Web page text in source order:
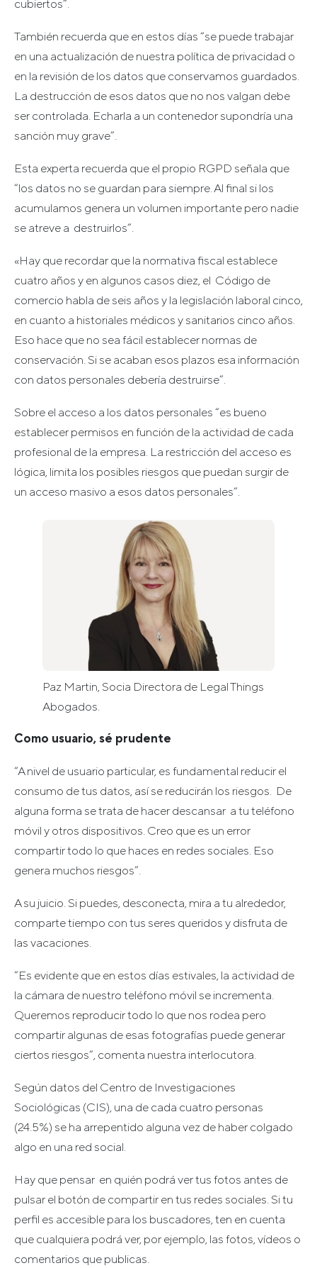
cubiertos”.
También recuerda que en estos días “se puede trabajar
en una actualización de nuestra política de privacidad o
en la revisión de los datos que conservamos guardados.
La destrucción de esos datos que no nos valgan debe
ser controlada. Echarla a un contenedor supondría una
sanción muy grave”.
Esta experta recuerda que el propio RGPD señala que
“los datos no se guardan para siempre. Al final si los
acumulamos genera un volumen importante pero nadie
se atreve a destruirlos”.
«Hay que recordar que la normativa fiscal establece
cuatro años y en algunos casos diez, el Código de
comercio habla de seis años y la legislación laboral cinco,
en cuanto a historiales médicos y sanitarios cinco años.
Eso hace que no sea fácil establecer normas de
conservación. Si se acaban esos plazos esa información
con datos personales debería destruirse”.
Sobre el acceso a los datos personales “es bueno
establecer permisos en función de la actividad de cada
profesional de la empresa. La restricción del acceso es
lógica, limita los posibles riesgos que puedan surgir de
un acceso masivo a esos datos personales”.
Paz Martin, Socia Directora de Legal Things
Abogados.
Como usuario, sé prudente
“A nivel de usuario particular, es fundamental reducir el
consumo de tus datos, así se reducirán los riesgos. De
alguna forma se trata de hacer descansar a tu teléfono
móvil y otros dispositivos. Creo que es un error
compartir todo lo que haces en redes sociales. Eso
genera muchos riesgos”.
A su juicio. Si puedes, desconecta, mira a tu alrededor,
comparte tiempo con tus seres queridos y disfruta de
las vacaciones.
“Es evidente que en estos días estivales, la actividad de
la cámara de nuestro teléfono móvil se incrementa.
Queremos reproducir todo lo que nos rodea pero
compartir algunas de esas fotografías puede generar
ciertos riesgos”, comenta nuestra interlocutora.
Según datos del Centro de Investigaciones
Sociológicas (CIS), una de cada cuatro personas
(24.5%) se ha arrepentido alguna vez de haber colgado
algo en una red social.
Hay que pensar en quién podrá ver tus fotos antes de
pulsar el botón de compartir en tus redes sociales. Si tu
perfil es accesible para los buscadores, ten en cuenta
que cualquiera podrá ver, por ejemplo, las fotos, vídeos o
comentarios que publicas.